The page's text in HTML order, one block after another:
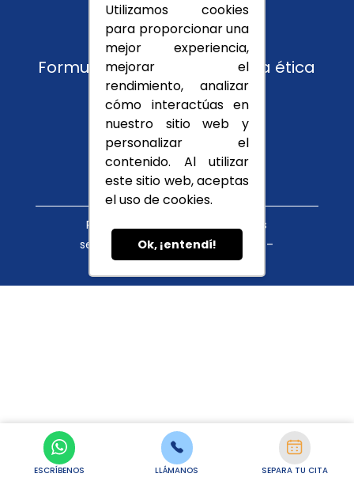
Utilizamos cookies
para proporcionar una
mejor experiencia,
mejorar el
rendimiento, analizar
cómo interactúas en
nuestro sitio web y
personalizar el
contenido. Al utilizar
este sitio web, aceptas
el uso de cookies.
Ok, ¡entendí!
ESCRÍBENOS LLÁMANOS SEPARA TU CITA
Usuarios
Trabaja con nosotros
Formulario de reporte y línea ética
Montevedra
Conócenos
Blog
Política de tratamiento de datos
servicioalcliente@cupula.com.co –
habeasdata@cupula.com.co